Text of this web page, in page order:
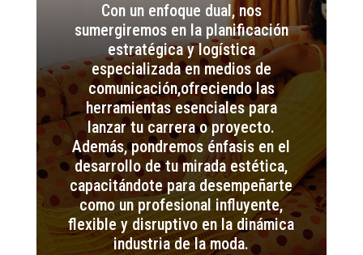
Con un enfoque dual, nos
sumergiremos en la planificación
estratégica y logística
especializada en medios de
comunicación,ofreciendo las
herramientas esenciales para
lanzar tu carrera o proyecto.
Además, pondremos énfasis en el
desarrollo de tu mirada estética,
capacitándote para desempeñarte
como un profesional influyente,
flexible y disruptivo en la dinámica
industria de la moda.